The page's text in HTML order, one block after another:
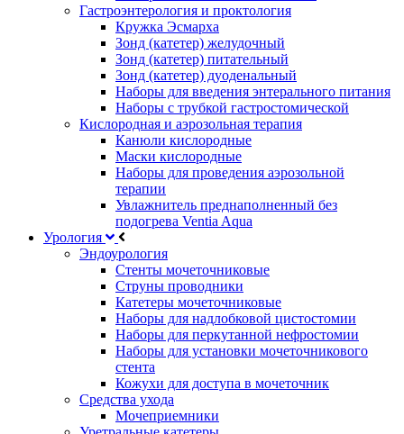
Гастроэнтерология и проктология
Кружка Эсмарха
Зонд (катетер) желудочный
Зонд (катетер) питательный
Зонд (катетер) дуоденальный
Наборы для введения энтерального питания
Наборы с трубкой гастростомической
Кислородная и аэрозольная терапия
Канюли кислородные
Маски кислородные
Наборы для проведения аэрозольной
терапии
Увлажнитель преднаполненный без
подогрева Ventia Aqua
Урология
Эндоурология
Стенты мочеточниковые
Струны проводники
Катетеры мочеточниковые
Наборы для надлобковой цистостомии
Наборы для перкутанной нефростомии
Наборы для установки мочеточникового
стента
Кожухи для доступа в мочеточник
Средства ухода
Мочеприемники